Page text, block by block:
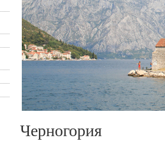
Черногория